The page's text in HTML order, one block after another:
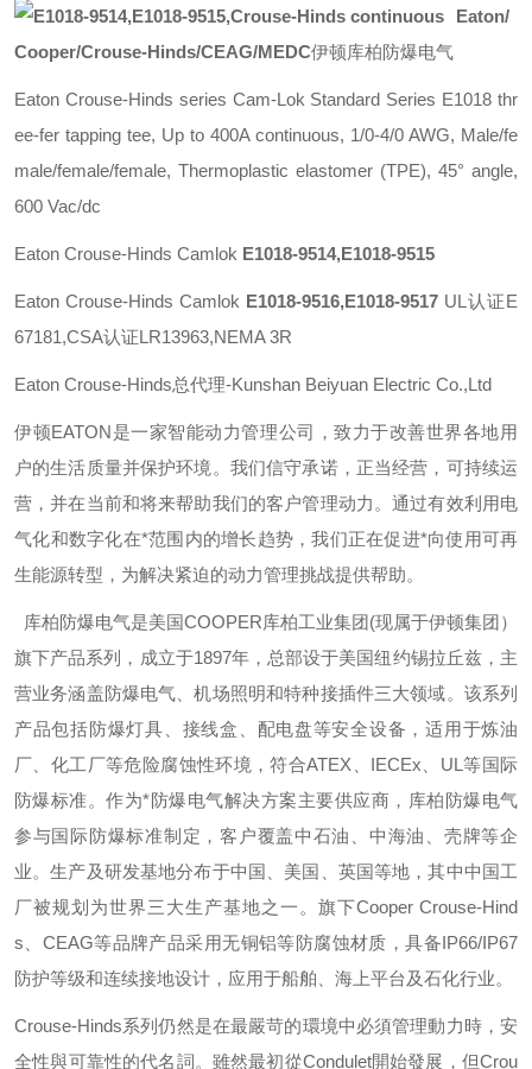
Eaton/
Cooper/Crouse-Hinds/CEAG/MEDC伊顿库柏防爆电气
Eaton Crouse-Hinds series Cam-Lok Standard Series E1018 thr
ee-fer tapping tee, Up to 400A continuous, 1/0-4/0 AWG, Male/fe
male/female/female, Thermoplastic elastomer (TPE), 45° angle,
600 Vac/dc
Eaton Crouse-Hinds Camlok E1018-9514,E1018-9515
Eaton Crouse-Hinds Camlok E1018-9516,E1018-9517 UL认证E
67181,CSA认证LR13963,NEMA 3R
Eaton Crouse-Hinds总代理-Kunshan Beiyuan Electric Co.,Ltd
伊顿EATON是一家智能动力管理公司，致力于改善世界各地用
户的生活质量并保护环境。我们信守承诺，正当经营，可持续运
营，并在当前和将来帮助我们的客户管理动力。通过有效利用电
气化和数字化在*范围内的增长趋势，我们正在促进*向使用可再
生能源转型，为解决紧迫的动力管理挑战提供帮助。
库柏防爆电气是美国COOPER库柏工业集团(现属于伊顿集团）
旗下产品系列，成立于1897年，总部设于美国纽约锡拉丘兹，主
营业务涵盖防爆电气、机场照明和特种接插件三大领域。该系列
产品包括防爆灯具、接线盒、配电盘等安全设备，适用于炼油
厂、化工厂等危险腐蚀性环境，符合ATEX IECEx UL 等国际
防爆标准。作为*防爆电气解决方案主要供应商，库柏防爆电气
参与国际防爆标准制定，客户覆盖中石油、中海油、壳牌等企
业。生产及研发基地分布于中国、美国、英国等地，其中中国工
厂被规划为世界三大生产基地之一。旗下Cooper Crouse-Hind
s
CEAG等品牌产品采用无铜铝等防腐蚀材质，具备IP66/IP67
防护等级和连续接地设计，应用于船舶、海上平台及石化行业。
Crouse-Hinds系列仍然是在最嚴苛的環境中必須管理動力時，安
全性與可靠性的代名詞。雖然最初從Condulet開始發展，但Crou